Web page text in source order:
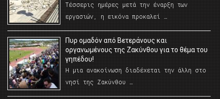
Τέσσερις ημέρες μετά την έναρξη των
εργασιών, η εικόνα προκαλεί …
Πυρ ομαδόν από Βετεράνους και
οργανωμένους της Ζακύνθου για το θέμα του
γηπέδου!
Η μια ανακοίνωση διαδέχεται την άλλη στο
νησί της Ζακύνθου …